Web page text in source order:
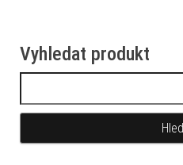
Vyhledat produkt